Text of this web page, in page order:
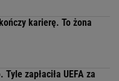
karierę. To żona
zapłaciła UEFA za